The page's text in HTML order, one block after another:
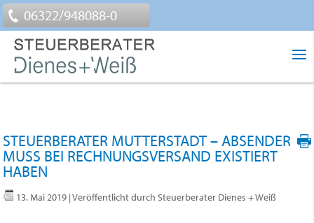
06322/948088-0
STEUERBERATER MUTTERSTADT – ABSENDER
MUSS BEI RECHNUNGSVERSAND EXISTIERT
HABEN
13. Mai 2019 | Veröffentlicht durch Steuerberater Dienes + Weiß